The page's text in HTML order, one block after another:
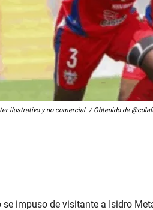
ilustrativo y no comercial. / Obtenido de
se impuso de visitante a Isidro